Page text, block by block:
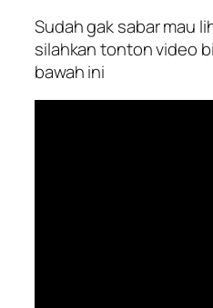
Sudah gak sabar mau
silahkan tonton video
bawah ini